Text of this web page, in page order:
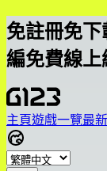
免註冊免
編免費線
主頁遊戲一覽最